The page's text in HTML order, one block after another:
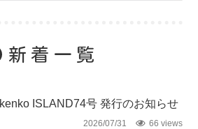
新着一覧
kenko ISLAND74号 発行のお知らせ
2026/07/31 66 views